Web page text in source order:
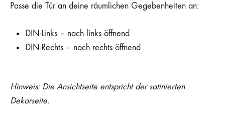
Passe die Tür an deine räumlichen Gegebenheiten an:
DIN-Links – nach links öffnend
DIN-Rechts – nach rechts öffnend
Hinweis: Die Ansichtseite entspricht der satinierten
Dekorseite.